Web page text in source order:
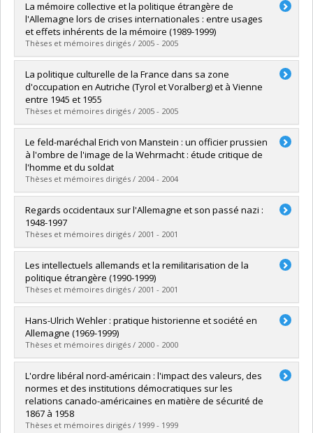
Diplômé(e) :Vallières, Julie
Cycle :Maîtrise
Diplôme obtenu :M.A.
Lien vers le document dans Papyrus
La mémoire collective et la politique étrangère de
l'Allemagne lors de crises internationales : entre usages
et effets inhérents de la mémoire (1989-1999)
Thèses et mémoires dirigés / 2005 - 2005
Diplômé(e) :Larose, Martin
Cycle :Doctorat
Diplôme obtenu :
Lien vers le document dans Papyrus
La politique culturelle de la France dans sa zone
d'occupation en Autriche (Tyrol et Voralberg) et à Vienne
entre 1945 et 1955
Thèses et mémoires dirigés / 2005 - 2005
Diplômé(e) :Dussault, Éric
Cycle :Maîtrise
Diplôme obtenu :M.A.
Lien vers le document dans Papyrus
Le feld-maréchal Erich von Manstein : un officier prussien
à l'ombre de l'image de la Wehrmacht : étude critique de
l'homme et du soldat
Thèses et mémoires dirigés / 2004 - 2004
Diplômé(e) :Lemay, Benoît
Cycle :Doctorat
Diplôme obtenu :Ph. D.
Lien vers le document dans Papyrus
Regards occidentaux sur l'Allemagne et son passé nazi :
1948-1997
Thèses et mémoires dirigés / 2001 - 2001
Diplômé(e) :Chayer, Marie-Hélène
Cycle :Maîtrise
Diplôme obtenu :M.A.
Lien vers le document dans Papyrus
Les intellectuels allemands et la remilitarisation de la
politique étrangère (1990-1999)
Thèses et mémoires dirigés / 2001 - 2001
Diplômé(e) :Drapeau, Martine
Cycle :Maîtrise
Diplôme obtenu :M.A.
Lien vers le document dans Papyrus
Hans-Ulrich Wehler : pratique historienne et société en
Allemagne (1969-1999)
Thèses et mémoires dirigés / 2000 - 2000
Diplômé(e) :Meunier, Alexandre
Cycle :Maîtrise
Diplôme obtenu :M.A.
Lien vers le document dans Papyrus
L'ordre libéral nord-américain : l'impact des valeurs, des
normes et des institutions démocratiques sur les
relations canado-américaines en matière de sécurité de
1867 à 1958
Thèses et mémoires dirigés / 1999 - 1999